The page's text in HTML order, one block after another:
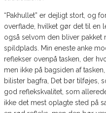
“Pakhullet” er dejligt stort, og
overflade, hvilket gør det til en
også selvom den bliver
spildplads. Min eneste anke
reflekser ovenpå tasken, der
men ikke på bagsiden af
bilister bagfra, Det bør tilføjes,
god reflekskvalitet, som
ikke det mest oplagte sted på